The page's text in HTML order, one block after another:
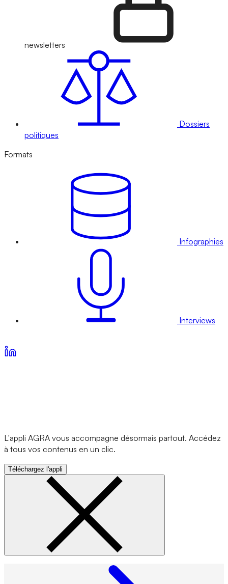
newsletters
Dossiers
politiques
Formats
Infographies
Interviews
L'appli AGRA vous accompagne désormais partout. Accédez
à tous vos contenus en un clic.
Téléchargez l'appli